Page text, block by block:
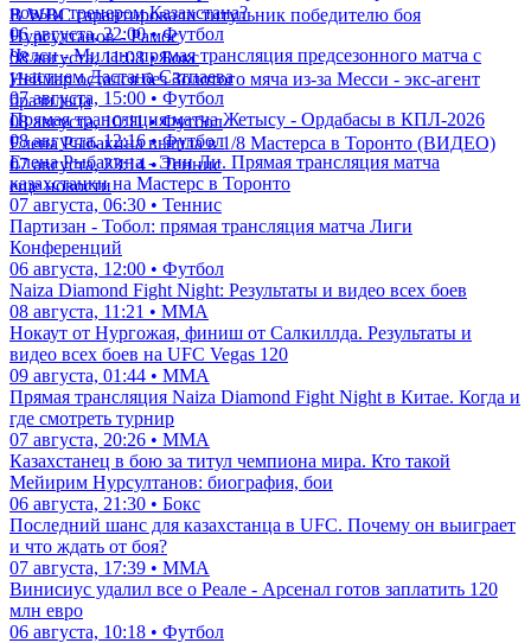
В WBC гарантировали титульник победителю боя
Нурсултанов - Рамос
08 августа, 11:08 • Бокс
Неймар остался без Золотого мяча из-за Месси - экс-агент
бразильца
08 августа, 10:11 • Футбол
Елена Рыбакина вышла в 1/8 Мастерса в Торонто (ВИДЕО)
07 августа, 23:14 • Теннис
еще новости
новым тренером Казахстана?
06 августа, 22:00 • Футбол
Челси - Милан: прямая трансляция предсезонного матча с
участием Дастана Сатпаева
07 августа, 15:00 • Футбол
Прямая трансляция матча Жетысу - Ордабасы в КПЛ-2026
08 августа, 12:16 • Футбол
Елена Рыбакина - Энн Ли. Прямая трансляция матча
казахстанки на Мастерс в Торонто
07 августа, 06:30 • Теннис
Партизан - Тобол: прямая трансляция матча Лиги
Конференций
06 августа, 12:00 • Футбол
Naiza Diamond Fight Night: Результаты и видео всех боев
08 августа, 11:21 • ММА
Нокаут от Нургожая, финиш от Салкиллда. Результаты и
видео всех боев на UFC Vegas 120
09 августа, 01:44 • ММА
Прямая трансляция Naiza Diamond Fight Night в Китае. Когда и
где смотреть турнир
07 августа, 20:26 • ММА
Казахстанец в бою за титул чемпиона мира. Кто такой
Мейирим Нурсултанов: биография, бои
06 августа, 21:30 • Бокс
Последний шанс для казахстанца в UFC. Почему он выиграет
и что ждать от боя?
07 августа, 17:39 • ММА
Винисиус удалил все о Реале - Арсенал готов заплатить 120
млн евро
06 августа, 10:18 • Футбол